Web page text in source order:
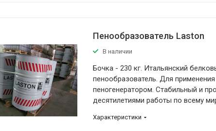
Пенообразователь Laston
В наличии
Бочка - 230 кг. Итальянский
пенообразователь. Для применения
пеногенератором. Стабильный и
десятилетиями работы по всему
Характеристики